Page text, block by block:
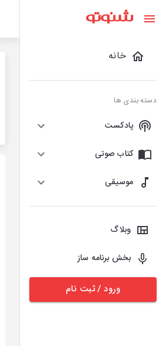
خانه
دسته بندی ها
پادکست
کتاب صوتی
موسیقی
وبلاگ
بخش برنامه ساز
ورود / ثبت نام